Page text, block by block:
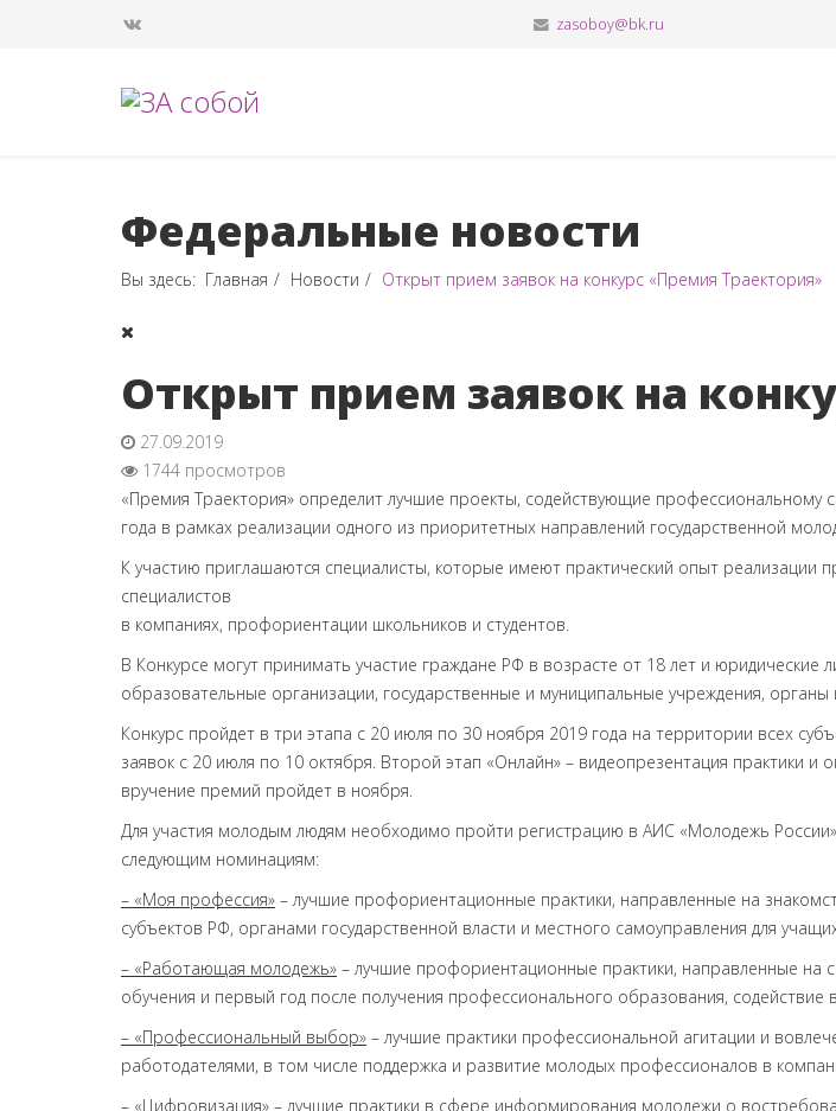
zasoboy@bk.ru
Федеральные новости
Вы здесь: Главная Новости Открыт прием заявок на конкурс «Премия Траектория»
Открыт прием заявок на
27.09.2019
1744 просмотров
«Премия Траектория» определит лучшие проекты, содействующие
года в рамках реализации одного из приоритетных направлений государственной
К участию приглашаются специалисты, которые имеют практический опыт
специалистов
в компаниях, профориентации школьников и студентов.
В Конкурсе могут принимать участие граждане РФ в возрасте от 18 лет и
образовательные организации, государственные и муниципальные учреждения,
Конкурс пройдет в три этапа с 20 июля по 30 ноября 2019 года на территории всех
заявок с 20 июля по 10 октября. Второй этап «Онлайн» – видеопрезентация практики и
вручение премий пройдет в ноября.
Для участия молодым людям необходимо пройти регистрацию в АИС «Молодежь
следующим номинациям:
– «Моя профессия» – лучшие профориентационные практики, направленные на
субъектов РФ, органами государственной власти и местного самоуправления для
– «Работающая молодежь» – лучшие профориентационные практики, направленные
обучения и первый год после получения профессионального образования,
– «Профессиональный выбор» – лучшие практики профессиональной агитации и
работодателями, в том числе поддержка и развитие молодых профессионалов в
– «Цифровизация» – лучшие практики в сфере информирования молодежи о